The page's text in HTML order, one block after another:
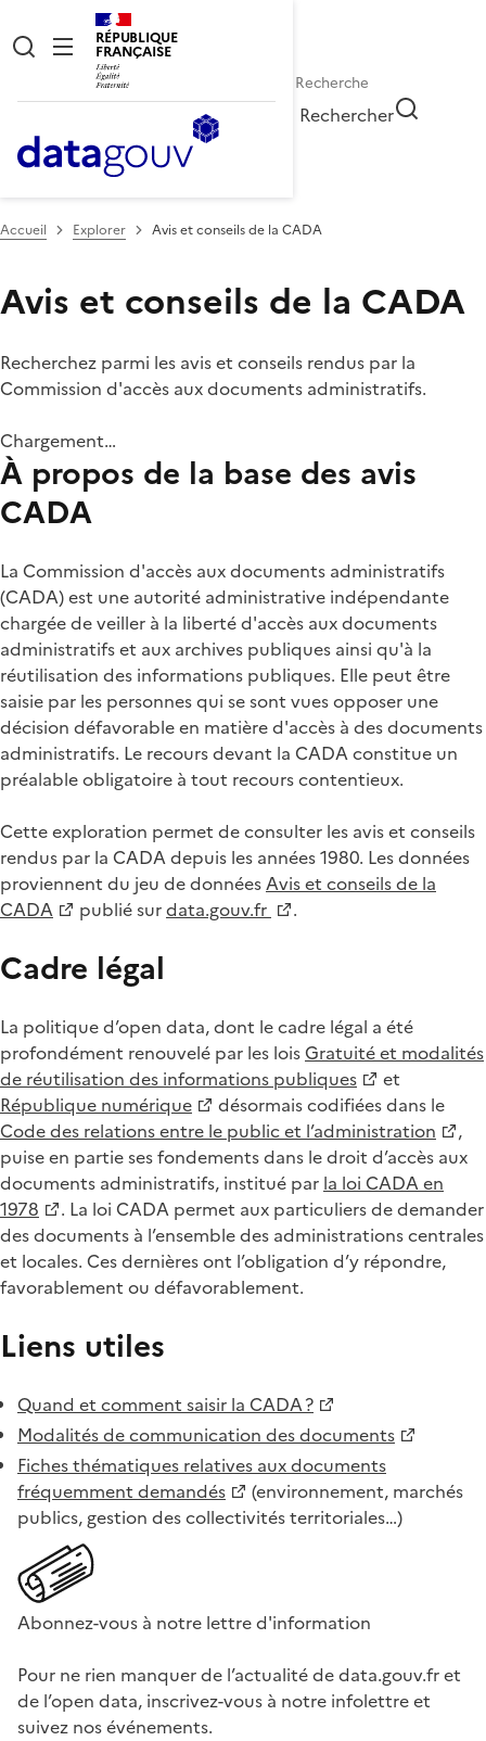
RÉPUBLIQUE
FRANÇAISE
Rechercher
Accueil Explorer Avis et conseils de la CADA
Avis et conseils de la CADA
Recherchez parmi les avis et conseils rendus par la
Commission d'accès aux documents administratifs.
Chargement…
À propos de la base des avis
CADA
La Commission d'accès aux documents administratifs
(CADA) est une autorité administrative indépendante
chargée de veiller à la liberté d'accès aux documents
administratifs et aux archives publiques ainsi qu'à la
réutilisation des informations publiques. Elle peut être
saisie par les personnes qui se sont vues opposer une
décision défavorable en matière d'accès à des documents
administratifs. Le recours devant la CADA constitue un
préalable obligatoire à tout recours contentieux.
Cette exploration permet de consulter les avis et conseils
rendus par la CADA depuis les années 1980. Les données
proviennent du jeu de donnéesAvis et conseils de la
CADA
publié surdata.gouv.fr .
Cadre légal
La politique d’open data, dont le cadre légal a été
profondément renouvelé par les loisGratuité et modalités
de réutilisation des informations publiques
et
République numérique
désormais codifiées dans le
Code des relations entre le public et l’administration
,
puise en partie ses fondements dans le droit d’accès aux
documents administratifs, institué par la loi CADA en
1978
. La loi CADA permet aux particuliers de demander
des documents à l’ensemble des administrations centrales
et locales. Ces dernières ont l’obligation d’y répondre,
favorablement ou défavorablement.
Liens utiles
Quand et comment saisir la CADA ?
Modalités de communication des documents
Fiches thématiques relatives aux documents
fréquemment demandés
(environnement, marchés
publics, gestion des collectivités territoriales…)
Abonnez-vous à notre lettre d'information
Pour ne rien manquer de l’actualité de data.gouv.fr et
de l’open data, inscrivez-vous à notre infolettre et
suivez nos événements.